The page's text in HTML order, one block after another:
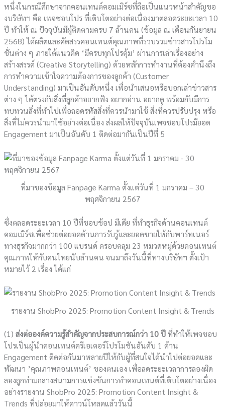
หนึ่งในกรณีศึกษาจากคอนเทนต์คอมเมิร์ซที่ถือเป็นแนวหน้าสำคัญขอ
งบริษัทฯ คือ เพจชอบโปร ที่เติบโตอย่างต่อเนื่องมาตลอดระยะเวลา 10
ปี ทำให้ ณ ปัจจุบันมีผู้ติดตามครบ 7 ล้านคน (ข้อมูล ณ เดือนกันยายน
2568) ได้ผลิตและคัดสรรคอนเทนต์คุณภาพที่รวบรวมข่าวสารโปรโม
ชั่นต่าง ๆ ภายใต้แนวคิด ‘มีครบทุกโปรคุ้ม’ ผ่านการเล่าเรื่องอย่าง
สร้างสรรค์ (Creative Storytelling) ด้วยหลักการทำงานที่ต้องคำนึงถึง
การทำความเข้าใจความต้องการของลูกค้า (Customer
Understanding) มาเป็นอันดับหนึ่ง เพื่อนำเสนอหรือบอกเล่าข่าวสาร
ต่าง ๆ ได้ตรงกับสิ่งที่ลูกค้าอยากฟัง อยากอ่าน อยากดู พร้อมกับมีการ
ทบทวนสิ่งที่ทำไปเพื่อถอดรหัสสิ่งที่ควรนำมาใช้ สิ่งที่ควรปรับปรุง หรือ
สิ่งที่ไม่ควรนำมาใช้อย่างต่อเนื่อง ส่งผลให้ปัจจุบันเพจชอบโปรมียอด
Engagement มาเป็นอันดับ 1 ติดต่อมากันเป็นปีที่ 5
ที่มาของข้อมูล Fanpage Karma ตั้งแต่วันที่ 1 มกราคม – 30
พฤศจิกายน 2567
ซึ่งตลอดระยะเวลา 10 ปีที่ชอบช้อป มีเดีย ที่ทำธุรกิจด้านคอนเทนต์
คอมเมิร์ซเพื่อช่วยต่อยอดด้านการรับรู้และยอดขายให้กับพาร์ทเนอร์
ทางธุรกิจมากกว่า 100 แบรนด์ ครอบคลุม 23 หมวดหมู่ด้วยคอนเทนต์
คุณภาพให้กับคนไทยนับล้านคน จนมาถึงวันนี้ที่ทางบริษัทฯ ตั้งเป้า
หมายไว้ 2 เรื่อง ได้แก่
รายงาน ShobPro 2025: Promotion Content Insight & Trends
(1)ส่งต่อองค์ความรู้สำคัญจากประสบการณ์กว่า 10 ปีที่ทำให้เพจชอบ
โปรเป็นผู้นำคอนเทนต์ครีเอเตอร์​โปรโมชันอันดับ 1 ด้าน
Engagement ติดต่อกันมาหลายปีให้กับผู้ที่สนใจได้นำไปต่อยอดและ
พัฒนา ’คุณภาพคอนเทนต์’ ของตนเอง เพื่อลดระยะเวลาการลองผิด
ลองถูกท่ามกลางสนามการแข่งขันการทำคอนเทนต์ที่เติบโตอย่างเนื่อง
อย่างรายงาน ShobPro 2025: Promotion Content Insight &
Trends ที่ปล่อยมาให้ดาวน์โหลดแล้ววันนี้